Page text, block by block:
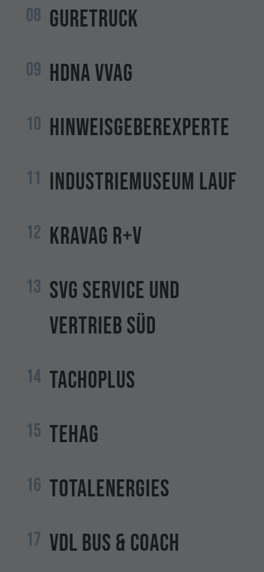
08 GURETRUCK
09 HDNA VVaG
10 Hinweisgeberexperte
11 Industriemuseum Lauf
12 KRAVAG R+V
13 SVG Service und
Vertrieb Süd
14 TachoPlus
15 TEHAG
16 TotalEnergies
17 VDL Bus & Coach